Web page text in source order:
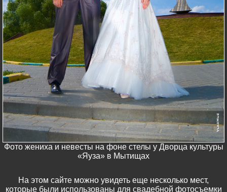
Фото жениха и невесты на фоне стелы у Дворца культуры
«Яуза» в Мытищах
На этом сайте можно увидеть еще несколько мест,
которые были использованы для свадебной фотосъемки